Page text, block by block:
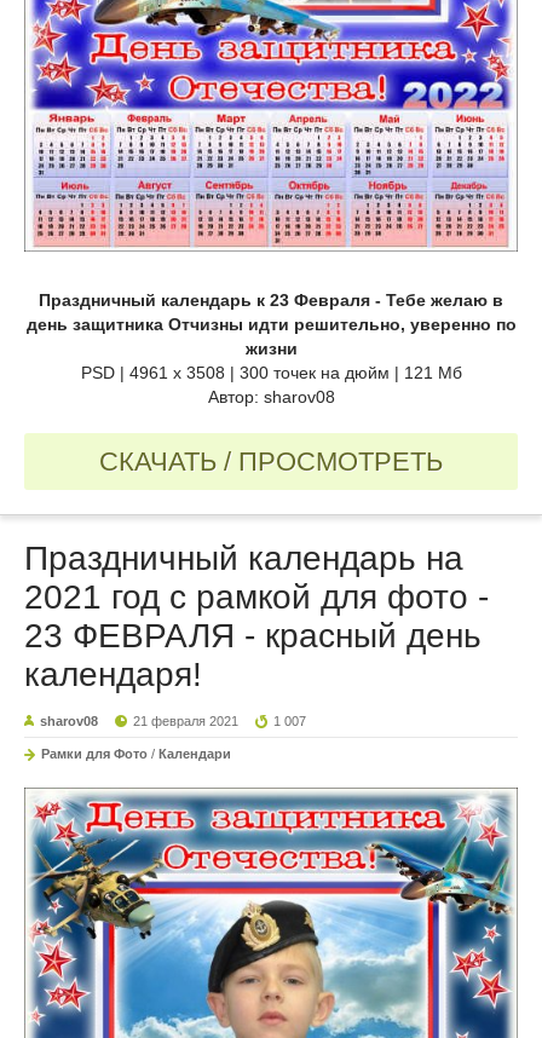
Праздничный календарь к 23 Февраля - Тебе желаю в
день защитника Отчизны идти решительно, уверенно по
жизни
PSD | 4961 х 3508 | 300 точек на дюйм | 121 Мб
Автор: sharov08
СКАЧАТЬ / ПРОСМОТРЕТЬ
Праздничный календарь на
2021 год с рамкой для фото -
23 ФЕВРАЛЯ - красный день
календаря!
sharov08 21 февраля 2021 1 007
Рамки для Фото / Календари